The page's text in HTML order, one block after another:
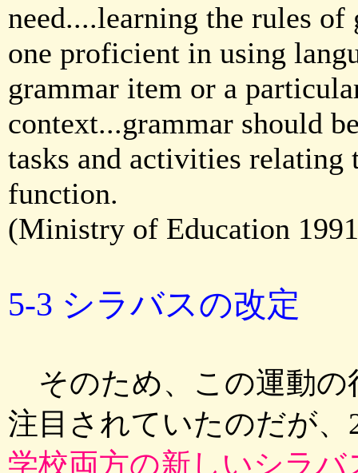
need....learning the rules of
one proficient in using
grammar item or a
context...grammar should
tasks and activities
function.
(Ministry of Education
5-3 シラバスの改定
そのため、この運動の
注目されていたのだが、
学校両方の新しいシラバ